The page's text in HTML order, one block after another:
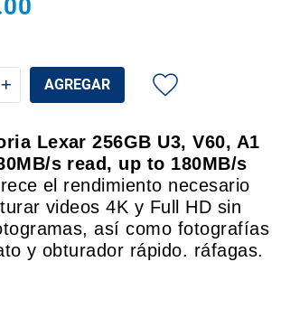
AGREGAR
Lexar 256GB U3, V60, A1
s read, up to 180MB/s
el rendimiento necesario
videos 4K y Full HD sin
así como fotografías
y obturador rápido. ráfagas.